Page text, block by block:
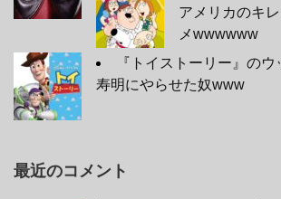
アメリカのキ
メwwwwww
『トイストーリー』の
寿明にやらせた奴www
最近のコメント